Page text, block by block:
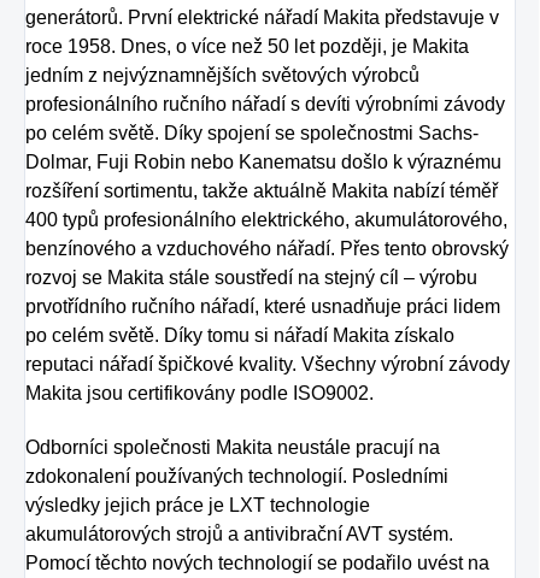
generátorů. První elektrické nářadí Makita představuje v
roce 1958. Dnes, o více než 50 let později, je Makita
jedním z nejvýznamnějších světových výrobců
profesionálního ručního nářadí s devíti výrobními závody
po celém světě. Díky spojení se společnostmi Sachs-
Dolmar, Fuji Robin nebo Kanematsu došlo k výraznému
rozšíření sortimentu, takže aktuálně Makita nabízí téměř
400 typů profesionálního elektrického, akumulátorového,
benzínového a vzduchového nářadí. Přes tento obrovský
rozvoj se Makita stále soustředí na stejný cíl – výrobu
prvotřídního ručního nářadí, které usnadňuje práci lidem
po celém světě. Díky tomu si nářadí Makita získalo
reputaci nářadí špičkové kvality. Všechny výrobní závody
Makita jsou certifikovány podle ISO9002.
Odborníci společnosti Makita neustále pracují na
zdokonalení používaných technologií. Posledními
výsledky jejich práce je LXT technologie
akumulátorových strojů a antivibrační AVT systém.
Pomocí těchto nových technologií se podařilo uvést na